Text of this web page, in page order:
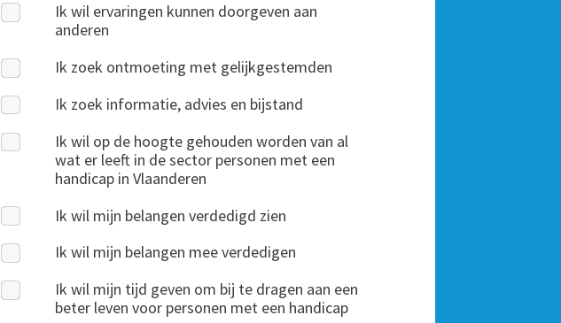
Ik wil ervaringen kunnen doorgeven aan
anderen
Ik zoek ontmoeting met gelijkgestemden
Ik zoek informatie, advies en bijstand
Ik wil op de hoogte gehouden worden van al
wat er leeft in de sector personen met een
handicap in Vlaanderen
Ik wil mijn belangen verdedigd zien
Ik wil mijn belangen mee verdedigen
Ik wil mijn tijd geven om bij te dragen aan een
beter leven voor personen met een handicap